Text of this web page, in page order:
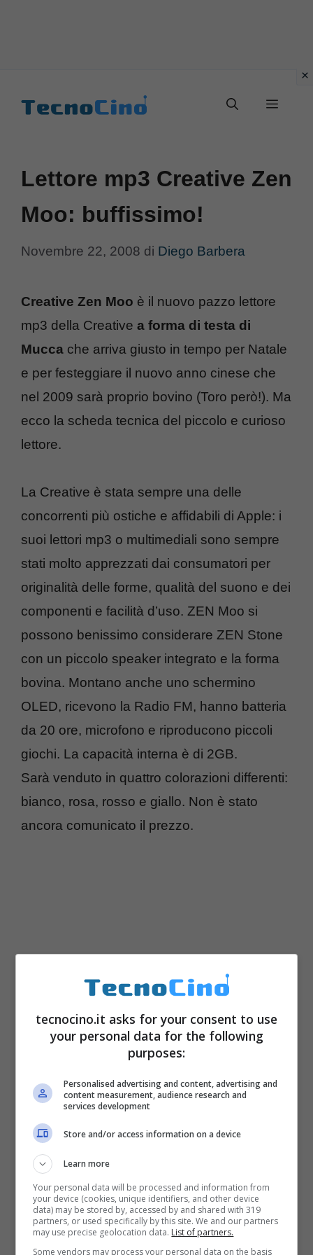
Menu
Lettore mp3 Creative Zen
Moo: buffissimo!
Novembre 22, 2008 di Diego Barbera
Creative Zen Moo è il nuovo pazzo lettore
mp3 della Creative a forma di testa di
Mucca che arriva giusto in tempo per Natale
e per festeggiare il nuovo anno cinese che
nel 2009 sarà proprio bovino (Toro però!). Ma
ecco la scheda tecnica del piccolo e curioso
lettore.
La Creative è stata sempre una delle
concorrenti più ostiche e affidabili di Apple: i
suoi lettori mp3 o multimediali sono sempre
stati molto apprezzati dai consumatori per
originalità delle forme, qualità del suono e dei
componenti e facilità d’uso. ZEN Moo si
possono benissimo considerare ZEN Stone
con un piccolo speaker integrato e la forma
bovina. Montano anche uno schermino
OLED, ricevono la Radio FM, hanno batteria
da 20 ore, microfono e riproducono piccoli
giochi. La capacità interna è di 2GB.
Sarà venduto in quattro colorazioni differenti:
bianco, rosa, rosso e giallo. Non è stato
ancora comunicato il prezzo.
tecnocino.it asks for your consent to use
your personal data for the following
purposes:
Personalised advertising and content, advertising and
content measurement, audience research and
services development
Store and/or access information on a device
Learn more
Your personal data will be processed and information from
your device (cookies, unique identifiers, and other device
data) may be stored by, accessed by and shared with 319
partners, or used specifically by this site. We and our partners
may use precise geolocation data. List of partners.
Some vendors may process your personal data on the basis